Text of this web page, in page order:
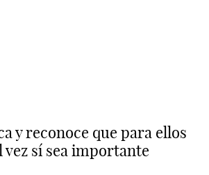
y reconoce que para ellos
vez sí sea importante